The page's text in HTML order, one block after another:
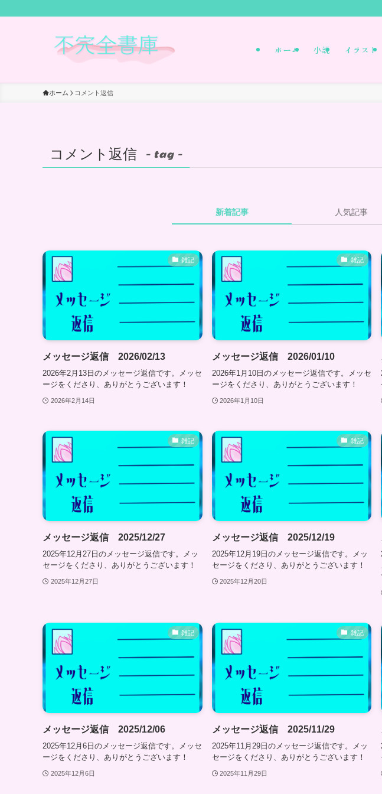
ホーム 小説 イラスト
ホーム コメント返信
コメント返信 – tag –
新着記事 人気記事
雑記
メッセージ返信 2026/02/13
2026年2月13日のメッセージ返信です。メッセ
ージをくださり、ありがとうございます！
2026年2月14日
雑記
メッセージ返信 2026/01/10
2026年1月10日のメッセージ返信です。メッセ
ージをくださり、ありがとうございます！
2026年1月10日
雑記
メッセージ返信 2025/12/27
2025年12月27日のメッセージ返信です。メッ
セージをくださり、ありがとうございます！
2025年12月27日
雑記
メッセージ返信 2025/12/19
2025年12月19日のメッセージ返信です。メッ
セージをくださり、ありがとうございます！
2025年12月20日
雑記
メッセージ返信 2025/12/06
2025年12月6日のメッセージ返信です。メッセ
ージをくださり、ありがとうございます！
2025年12月6日
雑記
メッセージ返信 2025/11/29
2025年11月29日のメッセージ返信です。メッ
セージをくださり、ありがとうございます！
2025年11月29日